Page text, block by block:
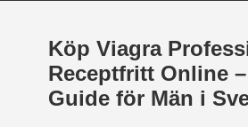
Köp Viagra
Receptfritt Online
Guide för Män i